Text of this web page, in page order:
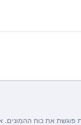
פוגשת את כוח ההמונים.